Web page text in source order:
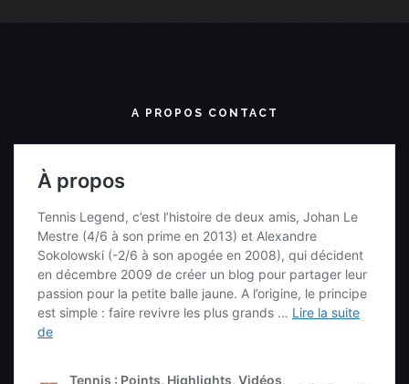
A PROPOS CONTACT